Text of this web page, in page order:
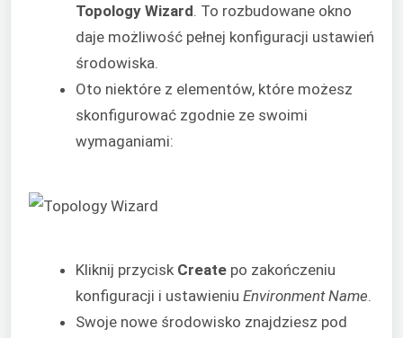
Topology Wizard . To rozbudowane okno
daje możliwość pełnej konfiguracji ustawień
środowiska.
Oto niektóre z elementów, które możesz
skonfigurować zgodnie ze swoimi
wymaganiami:
Kliknij przycisk Create po zakończeniu
konfiguracji i ustawieniu Environment Name.
Swoje nowe środowisko znajdziesz pod